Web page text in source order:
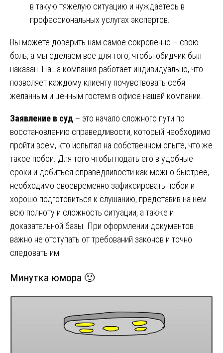
в такую тяжелую ситуацию и нуждаетесь в
профессиональных услугах экспертов.
Вы можете доверить нам самое сокровенно – свою
боль, а мы сделаем все для того, чтобы обидчик был
наказан. Наша компания работает индивидуально, что
позволяет каждому клиенту почувствовать себя
желанным и ценным гостем в офисе нашей компании.
Заявление в суд – это начало сложного пути по
восстановлению справедливости, который необходимо
пройти всем, кто испытал на собственном опыте, что же
такое побои. Для того чтобы подать его в удобные
сроки и добиться справедливости как можно быстрее,
необходимо своевременно зафиксировать побои и
хорошо подготовиться к слушанию, представив на нем
всю полноту и сложность ситуации, а также и
доказательной базы. При оформлении документов
важно не отступать от требований законов и точно
следовать им.
Минутка юмора 🙂